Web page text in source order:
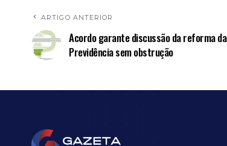
ARTIGO ANTERIOR
Acordo garante discussão da reforma da
Previdência sem obstrução